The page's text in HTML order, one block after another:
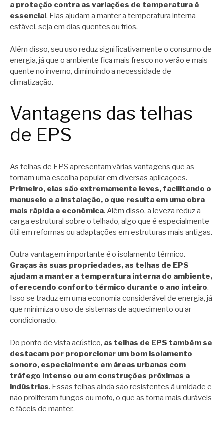
a proteção contra as variações de temperatura é
essencial . Elas ajudam a manter a temperatura interna
estável, seja em dias quentes ou frios.
Além disso, seu uso reduz significativamente o consumo de
energia, já que o ambiente fica mais fresco no verão e mais
quente no inverno, diminuindo a necessidade de
climatização.
Vantagens das telhas
de EPS
As telhas de EPS apresentam várias vantagens que as
tornam uma escolha popular em diversas aplicações.
Primeiro, elas são extremamente leves, facilitando o
manuseio e a instalação, o que resulta em uma obra
mais rápida e econômica. Além disso, a leveza reduz a
carga estrutural sobre o telhado, algo que é especialmente
útil em reformas ou adaptações em estruturas mais antigas.
Outra vantagem importante é o isolamento térmico.
Graças às suas propriedades, as telhas de EPS
ajudam a manter a temperatura interna do ambiente,
oferecendo conforto térmico durante o ano inteiro.
Isso se traduz em uma economia considerável de energia, já
que minimiza o uso de sistemas de aquecimento ou ar-
condicionado.
Do ponto de vista acústico, as telhas de EPS também se
destacam por proporcionar um bom isolamento
sonoro, especialmente em áreas urbanas com
tráfego intenso ou em construções próximas a
indústrias. Essas telhas ainda são resistentes à umidade e
não proliferam fungos ou mofo, o que as torna mais duráveis
e fáceis de manter.